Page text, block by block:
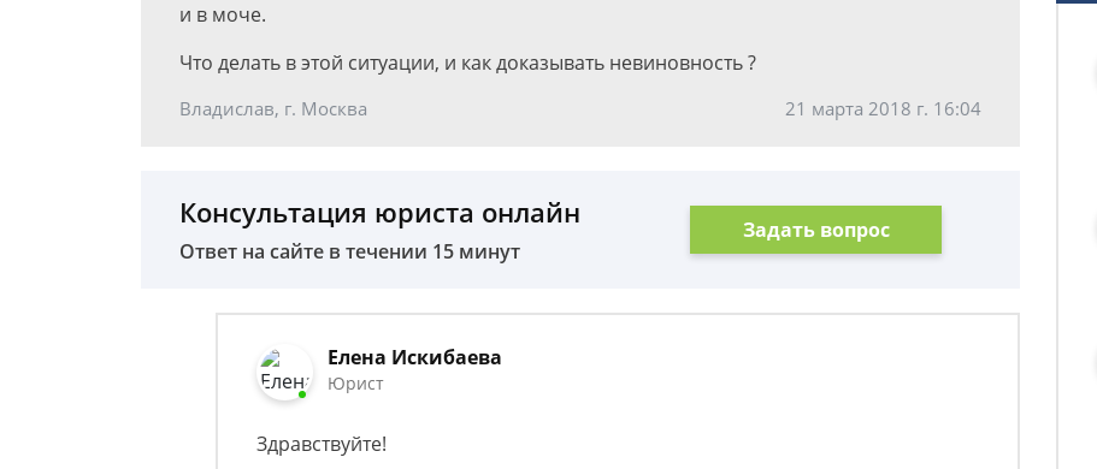
и в моче.
Что делать в этой ситуации, и как доказывать невиновность ?
Владислав, г. Москва 21 марта 2018 г. 16:04
Консультация юриста онлайн
Ответ на сайте в течении 15 минут
Задать вопрос
Елена Искибаева
Юрист
Здравствуйте!